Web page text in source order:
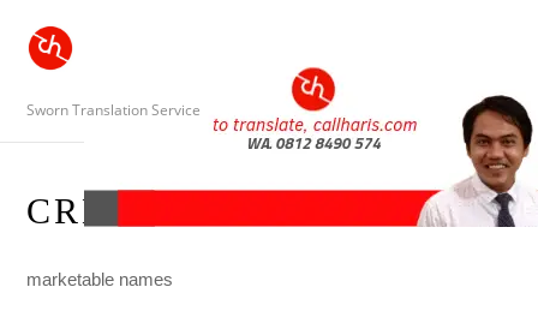
Sworn Translation Service
CREATIVE
marketable names